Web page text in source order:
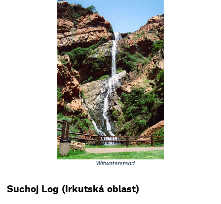
Suchoj Log (Irkutská oblast)